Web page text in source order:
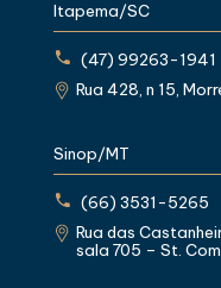
Itapema/SC
(47) 99263-1941
Rua 428, n 15,
Sinop/MT
(66) 3531-5265
Rua das
sala 705 – St.